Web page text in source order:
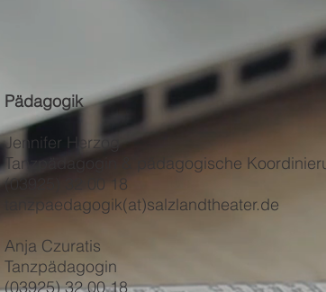
Pädagogik
Jennifer Herzog
Tanzpädagogin & pädagogische
(03925) 32 00 18
tanzpaedagogik(at)salzlandtheater.de
Anja Czuratis
Tanzpädagogin
(03925) 32 00 18